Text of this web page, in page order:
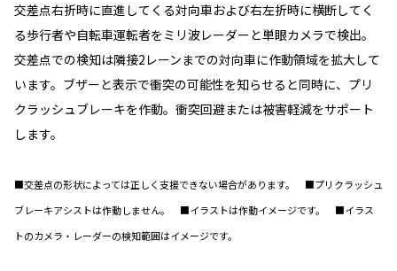
交差点右折時に直進してくる対向車および右左折時に横断してく
る歩行者や自転車運転者をミリ波レーダーと単眼カメラで検出。
交差点での検知は隣接2レーンまでの対向車に作動領域を拡大して
います。ブザーと表示で衝突の可能性を知らせると同時に、プリ
クラッシュブレーキを作動。衝突回避または被害軽減をサポート
します。
■交差点の形状によっては正しく支援できない場合があります。 ■プリクラッシュ
ブレーキアシストは作動しません。 ■イラストは作動イメージです。 ■イラス
トのカメラ・レーダーの検知範囲はイメージです。